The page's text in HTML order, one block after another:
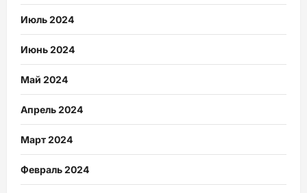
Июль 2024
Июнь 2024
Май 2024
Апрель 2024
Март 2024
Февраль 2024